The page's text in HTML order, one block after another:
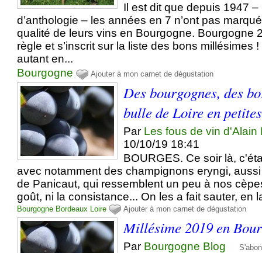
Il est dit que depuis 1947 –
d’anthologie – les années en 7 n’ont pas
qualité de leurs vins en Bourgogne. Bourgogne
règle et s’inscrit sur la liste des bons millésimes
autant en...
Bourgogne
Ajouter à mon carnet de dégustation
Des bourgognes, des
bulle de Loire en
Par Les fous de vin d'Alain
10/10/19 18:41
BOURGES. Ce soir là,
avec notamment des champignons eryngi,
de Panicaut, qui ressemblent un peu à nos
goût, ni la consistance... On les a fait sauter, en
Bourgogne Bordeaux Loire Ajouter à mon carnet de dégustation
Millésime 2019 en
Par Bourgogne Blog